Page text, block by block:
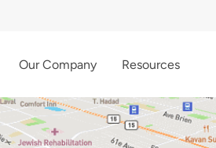
Our Company Resources